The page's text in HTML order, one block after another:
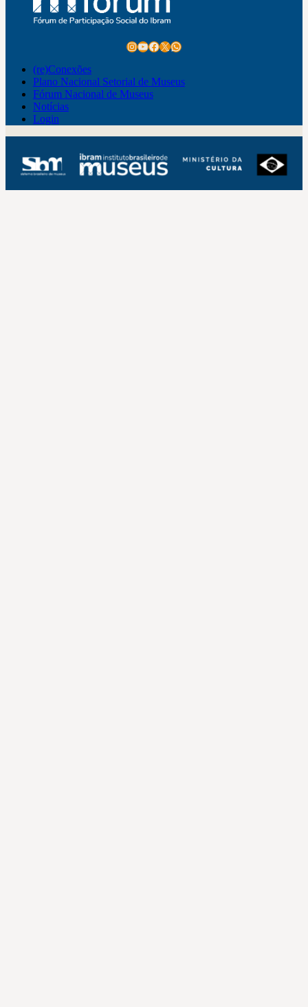
Instagram
Youtube
Facebook
X WhatsApp
(re)Conexões
Plano Nacional Setorial de Museus
Fórum Nacional de Museus
Notícias
Login